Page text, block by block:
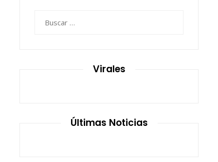
Virales
Últimas Noticias